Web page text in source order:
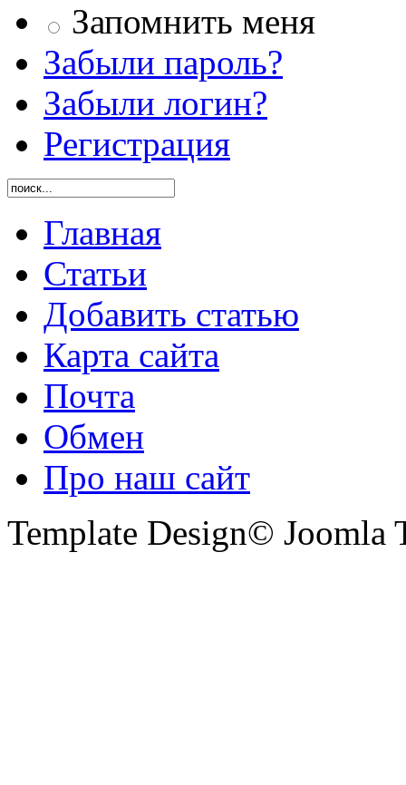
Запомнить меня
Забыли пароль?
Забыли логин?
Регистрация
Главная
Статьи
Добавить статью
Карта сайта
Почта
Обмен
Про наш сайт
Template Design© Joomla